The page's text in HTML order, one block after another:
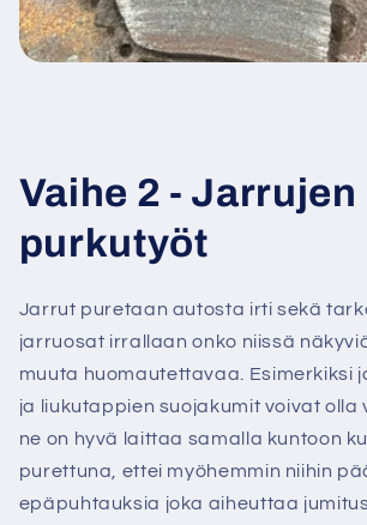
Vaihe 2 - Jarrujen
purkutyöt
Jarrut puretaan autosta irti sekä
jarruosat irrallaan onko niissä
muuta huomautettavaa. Esimerkiksi
ja liukutappien suojakumit voivat olla
ne on hyvä laittaa samalla kuntoon
purettuna, ettei myöhemmin niihin
epäpuhtauksia joka aiheuttaa